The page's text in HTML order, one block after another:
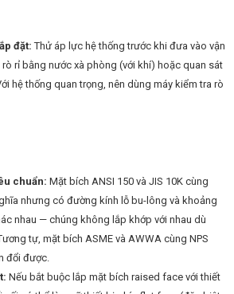
đặt: Thử áp lực hệ thống trước khi đưa vào vận
rỉ bằng nước xà phòng (với khí) hoặc quan sát
hệ thống quan trọng, nên dùng máy kiểm tra rò
chuẩn: Mặt bích ANSI 150 và JIS 10K cùng
nhưng có đường kính lỗ bu-lông và khoảng
nhau — chúng không lắp khớp với nhau dù
tự, mặt bích ASME và AWWA cùng NPS
đổi được.
Nếu bắt buộc lắp mặt bích raised face với thiết